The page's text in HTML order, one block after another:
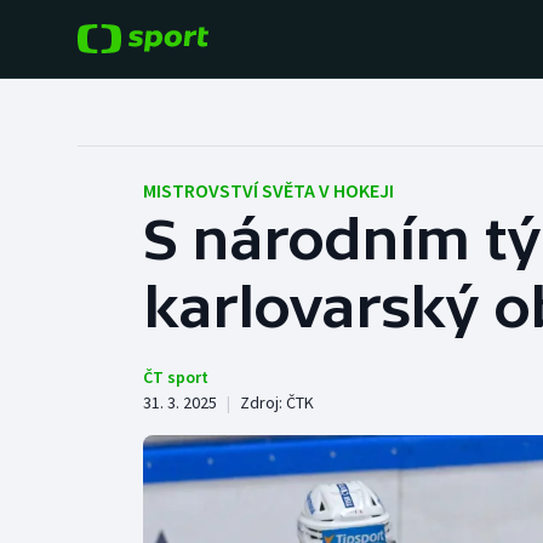
Hokej
Tenis
Cyklistika
Baseball a softbal
Basketbal
Boby a skeleton
MISTROVSTVÍ SVĚTA V HOKEJI
S národním
karlovarský
ČT sport
31. 3. 2025 | Zdroj: ČTK